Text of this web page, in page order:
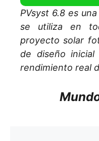
PVsyst 6.8 es
se utiliza en
proyecto solar
de diseño inicial
rendimiento real